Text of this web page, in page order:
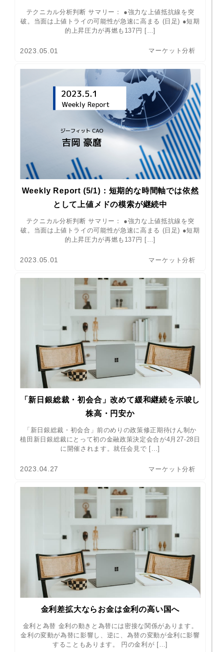
テクニカル分析判断 サマリー： ●強力な上値抵抗線を突
破。当面は上値トライの可能性が急速に高まる (日足) ●短期
的上昇圧力が再燃も137円 […]
2023.05.01 マーケット分析
Weekly Report (5/1)：短期的な時間軸では依然
として上値メドの模索が継続中
テクニカル分析判断 サマリー： ●強力な上値抵抗線を突
破。当面は上値トライの可能性が急速に高まる (日足) ●短期
的上昇圧力が再燃も137円 […]
2023.05.01 マーケット分析
「新日銀総裁・初会合」改めて緩和継続を示唆し
株高・円安か
「新日銀総裁・初会合」前のめりの政策修正期待けん制か
植田新日銀総裁にとって初の金融政策決定会合が4月27-28日
に開催されます。就任会見で […]
2023.04.27 マーケット分析
金利差拡大ならお金は金利の高い国へ
金利と為替 金利の動きと為替には密接な関係があります。
金利の変動が為替に影響し、逆に、為替の変動が金利に影響
することもあります。 円の金利が […]